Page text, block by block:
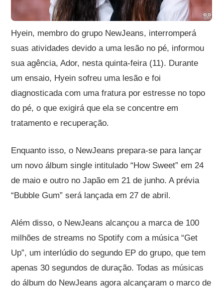
Hyein, membro do grupo NewJeans, interromperá
suas atividades devido a uma lesão no pé, informou
sua agência, Ador, nesta quinta-feira (11). Durante
um ensaio, Hyein sofreu uma lesão e foi
diagnosticada com uma fratura por estresse no topo
do pé, o que exigirá que ela se concentre em
tratamento e recuperação.
Enquanto isso, o NewJeans prepara-se para lançar
um novo álbum single intitulado “How Sweet” em 24
de maio e outro no Japão em 21 de junho. A prévia
“Bubble Gum” será lançada em 27 de abril.
Além disso, o NewJeans alcançou a marca de 100
milhões de streams no Spotify com a música “Get
Up”, um interlúdio do segundo EP do grupo, que tem
apenas 30 segundos de duração. Todas as músicas
do álbum do NewJeans agora alcançaram o marco de